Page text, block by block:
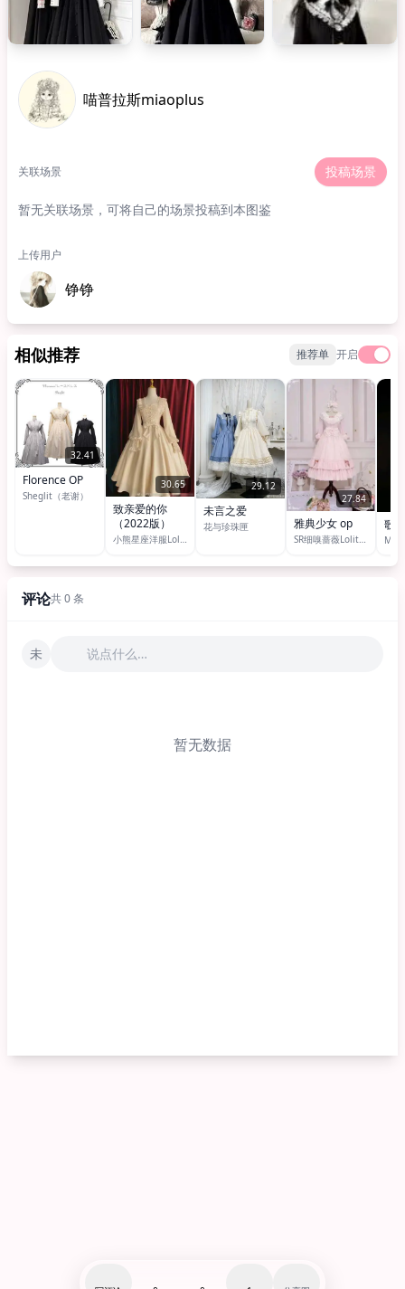
喵普拉斯miaoplus
关联场景 投稿场景
暂无关联场景，可将自己的场景投稿到本图鉴
上传用户
铮铮
相似推荐 推荐单 开启
32.41
Florence OP
Sheglit（老谢）
30.65
致亲爱的你
（2022版）
小熊星座洋服Lolita 原创设计
29.12
未言之爱
花与珍珠匣
27.84
雅典少女 op
SR细嗅蔷薇Lolita原创设计
歌
评论共 0 条
未 说点什么…
暂无数据